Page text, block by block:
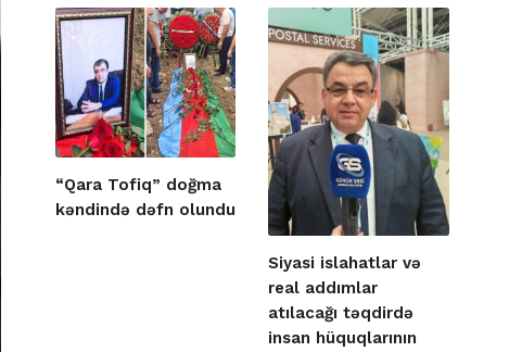
“Qara Tofiq” doğma
kəndində dəfn olundu
Siyasi islahatlar və
real addımlar
atılacağı təqdirdə
insan hüquqlarının